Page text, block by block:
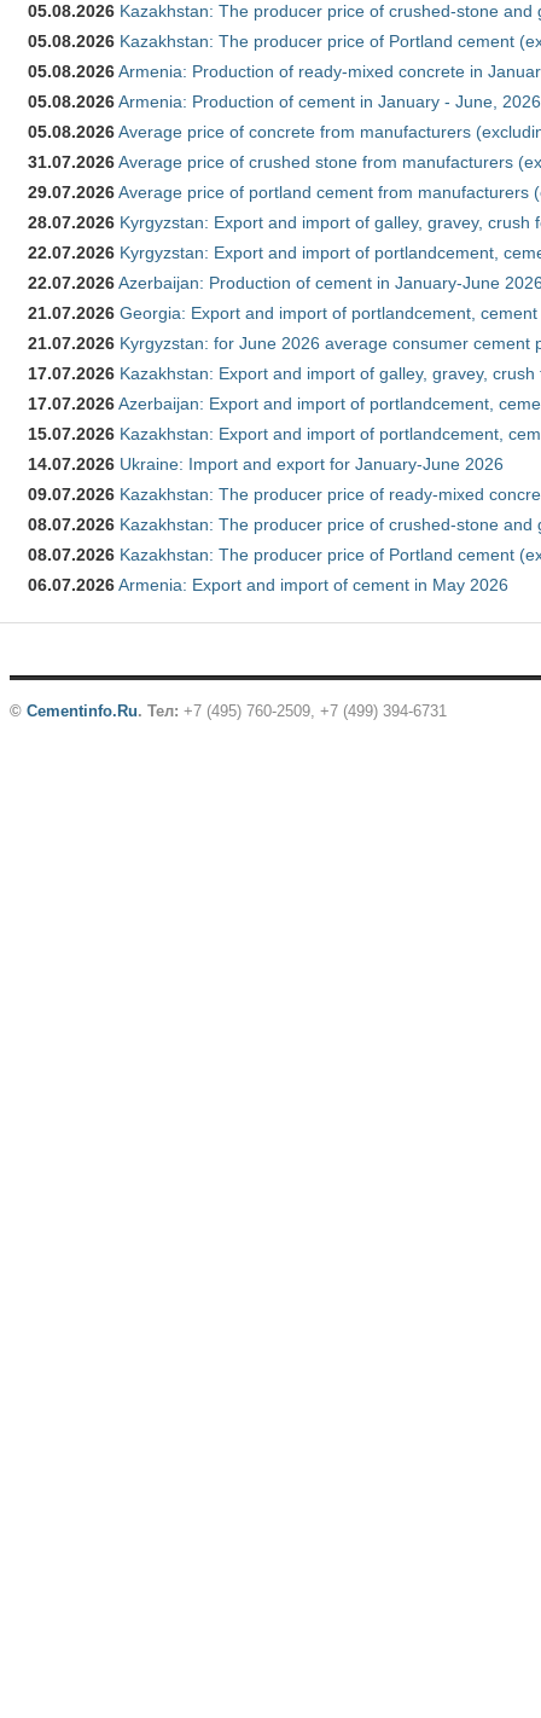
05.08.2026 Kazakhstan: The producer price of crushed-stone and
05.08.2026 Kazakhstan: The producer price of Portland cement
05.08.2026Armenia: Production of ready-mixed concrete in
05.08.2026Armenia: Production of cement in January - June, 2026
05.08.2026Average price of concrete from manufacturers
31.07.2026Average price of crushed stone from manufacturers
29.07.2026Average price of portland cement from manufacturers
28.07.2026 Kyrgyzstan: Export and import of galley, gravey,
22.07.2026 Kyrgyzstan: Export and import of portlandcement,
22.07.2026Azerbaijan: Production of cement in January-June
21.07.2026 Georgia: Export and import of portlandcement,
21.07.2026 Kyrgyzstan: for June 2026 average consumer cement
17.07.2026 Kazakhstan: Export and import of galley, gravey,
17.07.2026Azerbaijan: Export and import of portlandcement,
15.07.2026 Kazakhstan: Export and import of portlandcement,
14.07.2026 Ukraine: Import and export for January-June 2026
09.07.2026 Kazakhstan: The producer price of ready-mixed
08.07.2026 Kazakhstan: The producer price of crushed-stone and
08.07.2026 Kazakhstan: The producer price of Portland cement
06.07.2026Armenia: Export and import of cement in May 2026
© Cementinfo.Ru. Тел: +7 (495) 760-2509, +7 (499) 394-6731